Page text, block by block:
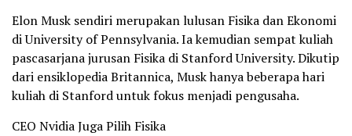
Elon Musk sendiri merupakan lulusan Fisika dan Ekonomi
di University of Pennsylvania. Ia kemudian sempat kuliah
pascasarjana jurusan Fisika di Stanford University. Dikutip
dari ensiklopedia Britannica, Musk hanya beberapa hari
kuliah di Stanford untuk fokus menjadi pengusaha.
CEO Nvidia Juga Pilih Fisika